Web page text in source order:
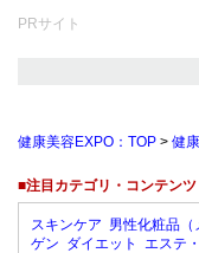
PRサイト
健康美容EXPO：TOP > 健
■注目カテゴリ・コンテンツ
スキンケア 男性化粧品（
ゲン ダイエット エステ